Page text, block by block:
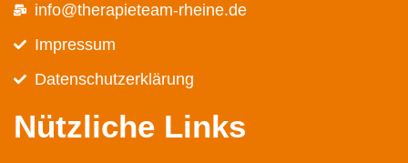
info@therapieteam-rheine.de
Impressum
Datenschutz­erklärung
Nützliche Links